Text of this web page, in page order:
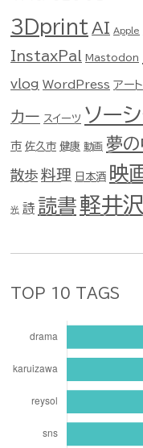
3Dprint AI Apple
InstaxPal Mastodon
vlog WordPress アート
カー スイーツ ソー
市 佐久市 健康 動画 夢
散歩 料理 日本酒 映
光 詩 読書軽井
TOP 10 TAGS